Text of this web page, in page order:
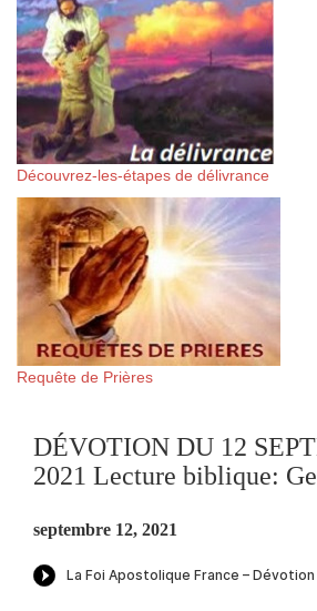
Découvrez-les-étapes de délivrance
Requête de Prières
DÉVOTION DU 12
2021 Lecture biblique:
septembre 12, 2021